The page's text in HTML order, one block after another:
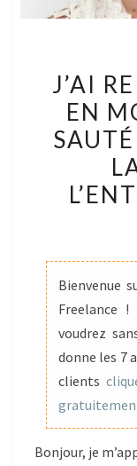
J’AI
EN
Bienvenue
Freelance
voudrez
donne les 7
clients
Bonjour, je